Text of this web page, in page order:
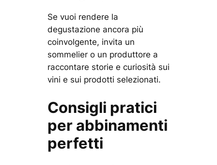
Se vuoi rendere la
degustazione ancora più
coinvolgente, invita un
sommelier o un produttore a
raccontare storie e curiosità sui
vini e sui prodotti selezionati.
Consigli pratici
per abbinamenti
perfetti